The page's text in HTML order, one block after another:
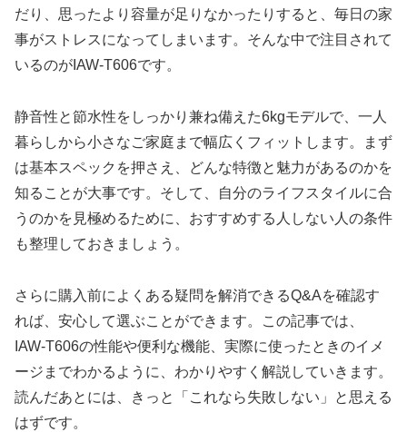
だり、思ったより容量が足りなかったりすると、毎日の家
事がストレスになってしまいます。そんな中で注目されて
いるのがIAW-T606です。
静音性と節水性をしっかり兼ね備えた6kgモデルで、一人
暮らしから小さなご家庭まで幅広くフィットします。まず
は基本スペックを押さえ、どんな特徴と魅力があるのかを
知ることが大事です。そして、自分のライフスタイルに合
うのかを見極めるために、おすすめする人しない人の条件
も整理しておきましょう。
さらに購入前によくある疑問を解消できるQ&Aを確認す
れば、安心して選ぶことができます。この記事では、
IAW-T606の性能や便利な機能、実際に使ったときのイメ
ージまでわかるように、わかりやすく解説していきます。
読んだあとには、きっと「これなら失敗しない」と思える
はずです。